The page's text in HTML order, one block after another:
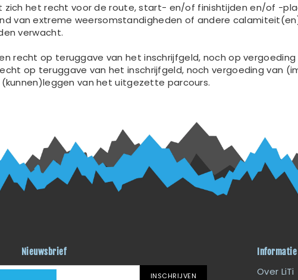
zich het recht voor de route, start- en/of finishtijden en/of -
van extreme weersomstandigheden of andere
verwacht.
recht op teruggave van het inschrijfgeld, noch op
op teruggave van het inschrijfgeld, noch vergoeding van
van het uitgezette parcours.
Nieuwsbrief
INSCHRIJVEN
Informatie
Over LiTi